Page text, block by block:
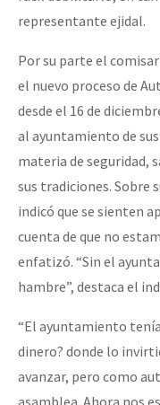
representante ejidal.
Por su parte el
el nuevo proceso de
desde el 16 de
al ayuntamiento de
materia de seguridad,
sus tradiciones. Sobre
indicó que se sienten
cuenta de que no
enfatizó. “Sin el
hambre”, destaca el
“El ayuntamiento
dinero? donde lo
avanzar, pero como
asamblea. Ahora nos